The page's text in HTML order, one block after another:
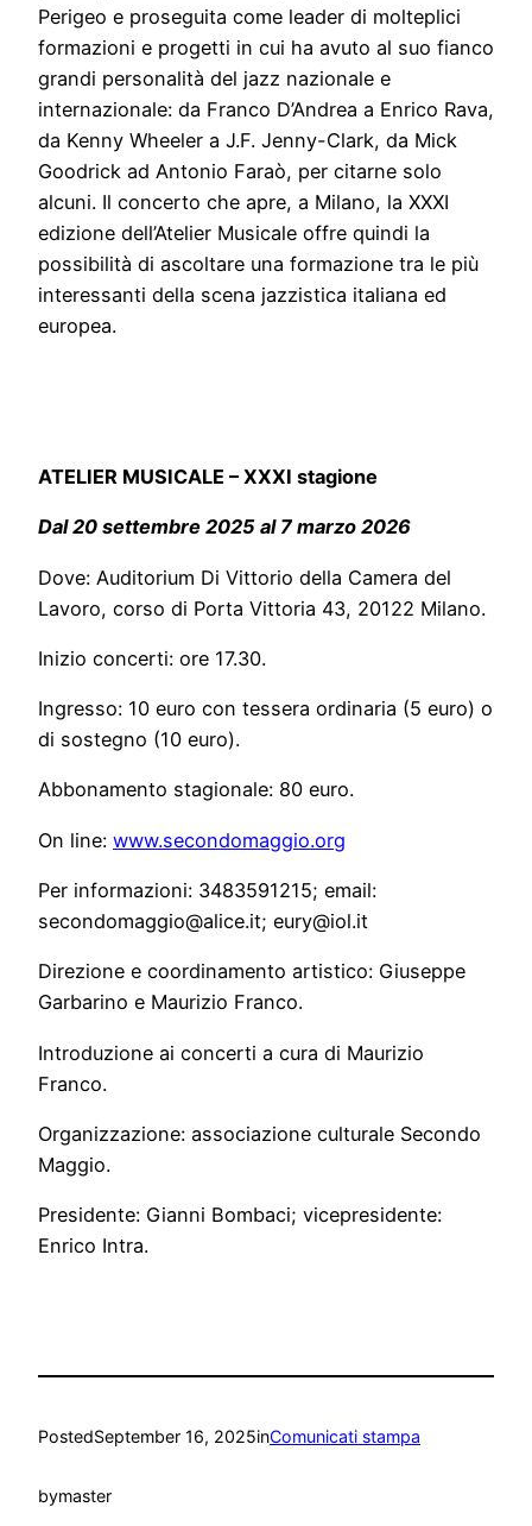
Perigeo e proseguita come leader di molteplici
formazioni e progetti in cui ha avuto al suo fianco
grandi personalità del jazz nazionale e
internazionale: da Franco D’Andrea a Enrico Rava,
da Kenny Wheeler a J.F. Jenny-Clark, da Mick
Goodrick ad Antonio Faraò, per citarne solo
alcuni. Il concerto che apre, a Milano, la XXXI
edizione dell’Atelier Musicale offre quindi la
possibilità di ascoltare una formazione tra le più
interessanti della scena jazzistica italiana ed
europea.
ATELIER MUSICALE – XXXI stagione
Dal 20 settembre 2025 al 7 marzo 2026
Dove: Auditorium Di Vittorio della Camera del
Lavoro, corso di Porta Vittoria 43, 20122 Milano.
Inizio concerti: ore 17.30.
Ingresso: 10 euro con tessera ordinaria (5 euro) o
di sostegno (10 euro).
Abbonamento stagionale: 80 euro.
On line: www.secondomaggio.org
Per informazioni: 3483591215; email:
secondomaggio@alice.it; eury@iol.it
Direzione e coordinamento artistico: Giuseppe
Garbarino e Maurizio Franco.
Introduzione ai concerti a cura di Maurizio
Franco.
Organizzazione: associazione culturale Secondo
Maggio.
Presidente: Gianni Bombaci; vicepresidente:
Enrico Intra.
PostedSeptember 16, 2025inComunicati stampa
bymaster